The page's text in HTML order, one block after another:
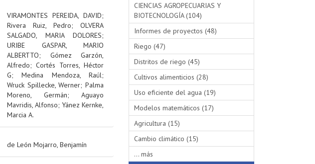
VIRAMONTES PEREIDA, DAVID;
Rivera Ruiz, Pedro; OLVERA
SALGADO, MARIA DOLORES;
URIBE GASPAR, MARIO
ALBERTTO; Gómez Garzón,
Alfredo; Cortés Torres, Héctor
G;Medina Mendoza, Raúl;
Wruck Spillecke, Werner;Palma
Moreno, Germán; Aguayo
Mavridis, Alfonso; Yánez Kernke,
Marcia A.
de León Mojarro, Benjamín
CIENCIAS AGROPECUARIAS Y
BIOTECNOLOGÍA (104)
Informes de proyectos (48)
Riego (47)
Distritos de riego (45)
Cultivos alimenticios (28)
Uso eficiente del agua (19)
Modelos matemáticos (17)
Agricultura (15)
Cambio climático (15)
... más